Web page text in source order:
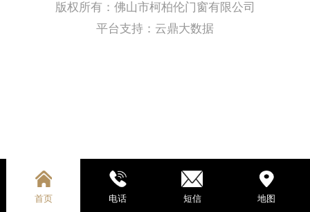
版权所有：佛山市柯柏伦门窗有限公司
平台支持：云鼎大数据
首页 电话 短信 地图